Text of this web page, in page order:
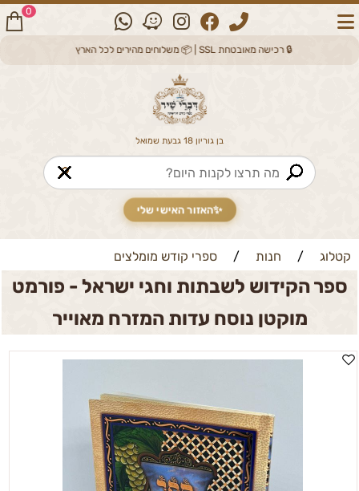
🔒 רכישה מאובטחת SSL | 📦 משלוחים מהירים לכל הארץ
בן גוריון 18 גבעת שמואל
🔎
✨האזור האישי שלי
0
קטלוג / חנות / ספרי קודש מומלצים
ספר הקידוש לשבתות וחגי ישראל - פורמט
מוקטן נוסח עדות המזרח מאוייר